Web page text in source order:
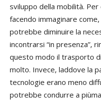
sviluppo della mobilità.
facendo immaginare
potrebbe diminuire la
incontrarsi “in presenza”,
questo modo il trasporto
molto. Invece, laddove la
tecnologie erano meno
potrebbe condurre a